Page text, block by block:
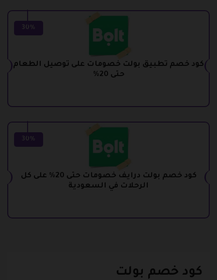
30%
كود خصم تطبيق بولت خصومات على توصيل الطعام
حتى 20%
30%
كود خصم بولت درايف خصومات حتى 20% على كل
الرحلات في السعودية
كود خصم بولت